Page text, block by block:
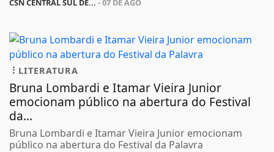
LITERATURA
Bruna Lombardi e Itamar Vieira Junior
emocionam público na abertura do Festival
da...
Bruna Lombardi e Itamar Vieira Junior emocionam
público na abertura do Festival da Palavra